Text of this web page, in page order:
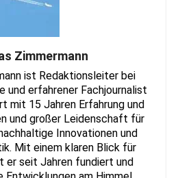
Zimmermann
ist Redaktionsleiter bei
und erfahrener Fachjournalist
mit 15 Jahren Erfahrung und
und großer Leidenschaft für
Innovationen und
Mit einem klaren Blick für
er seit Jahren fundiert und